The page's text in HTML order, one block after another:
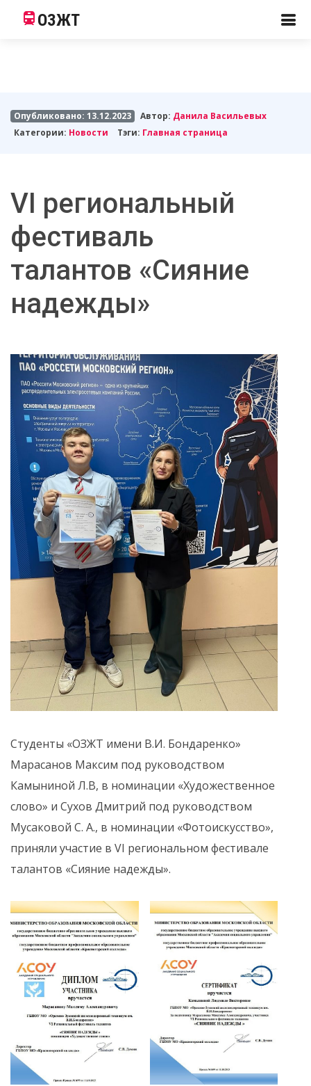
ОЗЖТ
Опубликовано: 13.12.2023 Автор: Данила Васильевых
Категории: Новости Тэги: Главная страница
VI региональный
фестиваль
талантов «Сияние
надежды»
Студенты «ОЗЖТ имени В.И. Бондаренко»
Марасанов Максим под руководством
Камыниной Л.В, в номинации «Художественное
слово» и Сухов Дмитрий под руководством
Мусаковой С. А., в номинации «Фотоискусство»,
приняли участие в VI региональном фестивале
талантов «Сияние надежды».